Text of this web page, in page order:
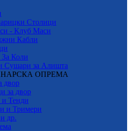
Столици
- Клуб Маси
Кабли
За Коли
Сушари за Алишта
ОПРЕМА
двор
за двор
и Тенди
и Тримери
др.